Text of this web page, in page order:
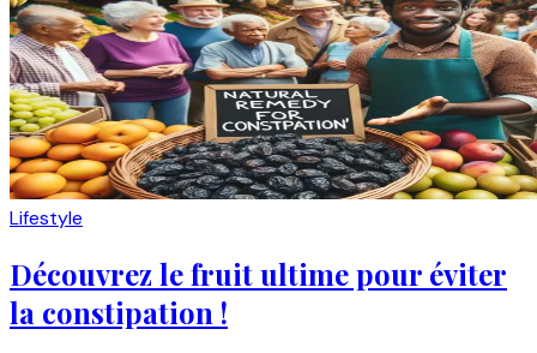
Lifestyle
Découvrez le fruit ultime pour éviter
la constipation !